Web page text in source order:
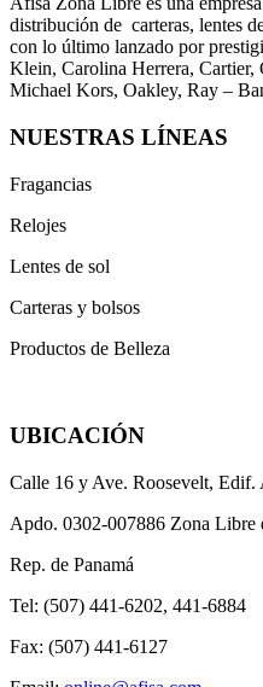
distribución de carteras, lentes
con lo último lanzado por
Klein, Carolina Herrera, Cartier,
Michael Kors, Oakley, Ray –
NUESTRAS LÍNEAS
Fragancias
Relojes
Lentes de sol
Carteras y bolsos
Productos de Belleza
UBICACIÓN
Calle 16 y Ave. Roosevelt, Edif.
Apdo. 0302-007886 Zona Libre
Rep. de Panamá
Tel: (507) 441-6202, 441-6884
Fax: (507) 441-6127